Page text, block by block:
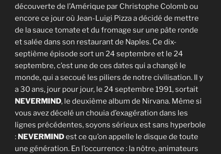
découverte de l’Amérique par Christophe Colomb ou
encore ce jour où Jean-Luigi Pizza a décidé de mettre
de la sauce tomate et du fromage sur une pâte ronde
et salée dans son restaurant de Naples. Ce dix-
septième épisode sort un 24 septembre et le 24
septembre, c’est une de ces dates qui a changé le
monde, qui a secoué les piliers de notre civilisation. Il y
a 30 ans, jour pour jour, le 24 septembre 1991, sortait
NEVERMIND, le deuxième album de Nirvana. Même si
vous avez décelé un chouia d’exagération dans les
lignes précédentes, soyons sérieux est sans hyperbole
: NEVERMINDest ce qu’on appelle le disque de toute
une génération. En l’occurrence : la nôtre, animateurs